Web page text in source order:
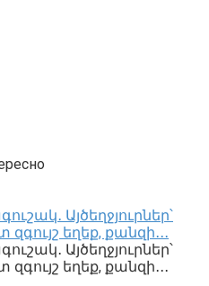
Այծեղջյուրներ՝
եղեք, քանզի․․․
Այծեղջյուրներ՝
եղեք, քանզի․․․